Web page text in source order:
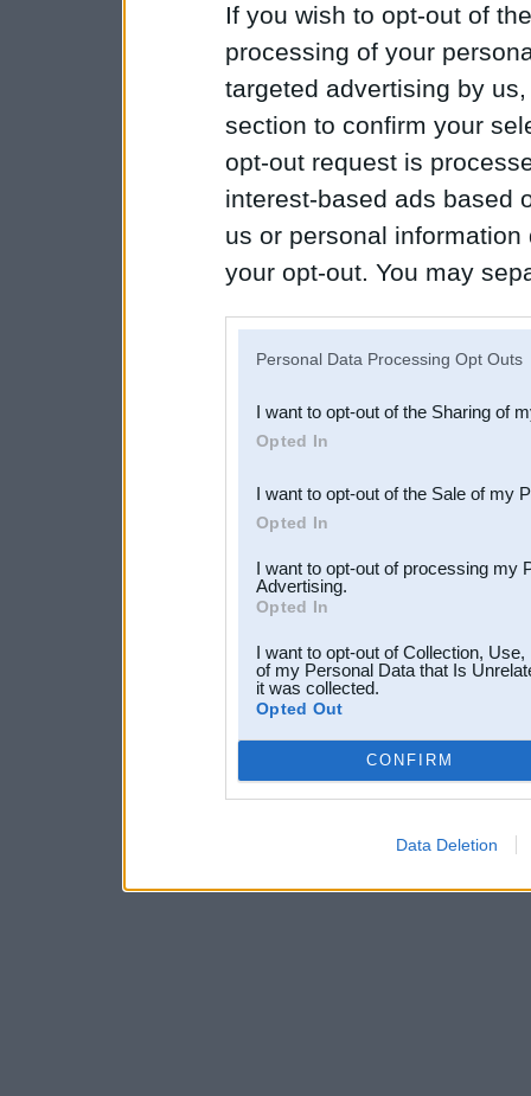
If you wish to opt-out of
processing of your
targeted advertising by
section to confirm your
opt-out request is
interest-based ads based
us or personal
your opt-out. You may
Downstream Participants
third parties.
Personal Data Processing Opt Outs
I want to opt-out of the Sharing of
Opted In
I want to opt-out of the Sale of my
Opted In
I want to opt-out of processing my
Advertising.
Opted In
I want to opt-out of Collection,
of my Personal Data that Is
it was collected.
Opted Out
CONFIRM
Data Deletion